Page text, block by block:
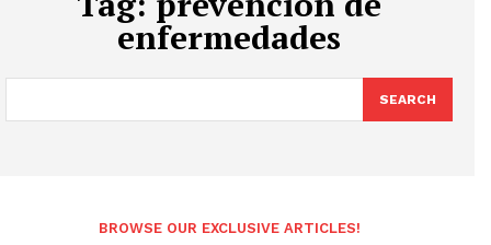
enfermedades
SEARCH
BROWSE OUR EXCLUSIVE ARTICLES!